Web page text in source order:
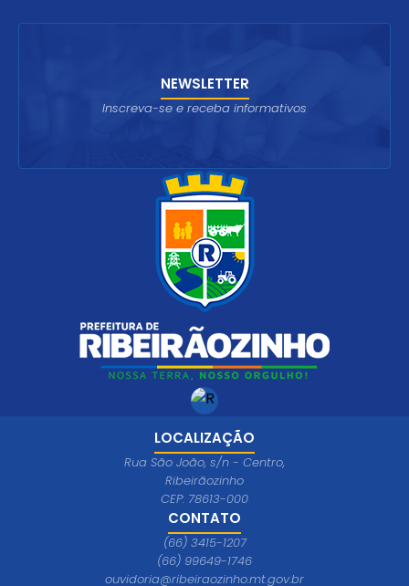
LOCALIZAÇÃO
Rua São João, s/n - Centro,
Ribeirãozinho
CEP: 78613-000
CONTATO
(66) 3415-1207
(66) 99649-1746
ouvidoria@ribeiraozinho.mt.gov.br
NEWSLETTER
Inscreva-se e receba informativos